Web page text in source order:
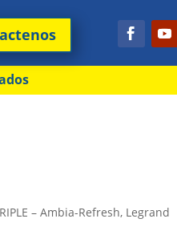
– Ambia-Refresh, Legrand